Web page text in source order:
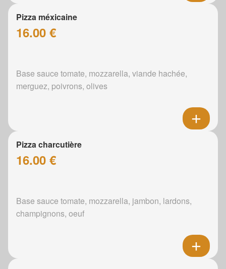
Pizza méxicaine
16.00 €
Base sauce tomate, mozzarella, viande hachée,
merguez, poivrons, olives
Pizza charcutière
16.00 €
Base sauce tomate, mozzarella, jambon, lardons,
champignons, oeuf